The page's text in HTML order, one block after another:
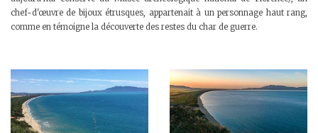
chef-d'œuvre de bijoux étrusques, appartenait à un personnage haut rang,
comme en témoigne la découverte des restes du char de guerre.